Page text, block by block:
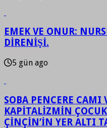
EMEK VE ONUR:
DİRENİŞİ.
5 gün ago
SOBA PENCERE CAMI
KAPİTALİZMİN
ÇİNÇİN’İN YER ALTI